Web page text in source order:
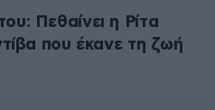
Πεθαίνει η Ρίτα
που έκανε τη ζωή